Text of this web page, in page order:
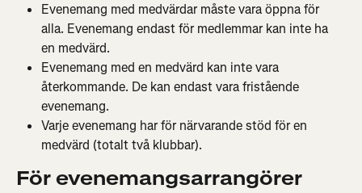
Evenemang med medvärdar måste vara öppna för
alla. Evenemang endast för medlemmar kan inte ha
en medvärd.
Evenemang med en medvärd kan inte vara
återkommande. De kan endast vara fristående
evenemang.
Varje evenemang har för närvarande stöd för en
medvärd (totalt två klubbar).
För evenemangsarrangörer